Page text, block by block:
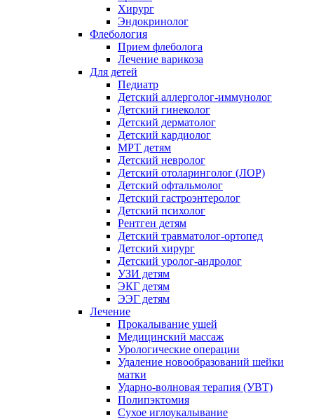
Хирург
Эндокринолог
Флебология
Прием флеболога
Лечение варикоза
Для детей
Педиатр
Детский аллерголог-иммунолог
Детский гинеколог
Детский дерматолог
Детский кардиолог
МРТ детям
Детский невролог
Детский отоларинголог (ЛОР)
Детский офтальмолог
Детский гастроэнтеролог
Детский психолог
Рентген детям
Детский травматолог-ортопед
Детский хирург
Детский уролог-андролог
УЗИ детям
ЭКГ детям
ЭЭГ детям
Лечение
Прокалывание ушей
Медицинский массаж
Урологические операции
Удаление новообразований шейки
матки
Ударно-волновая терапия (УВТ)
Полипэктомия
Сухое иглоукалывание